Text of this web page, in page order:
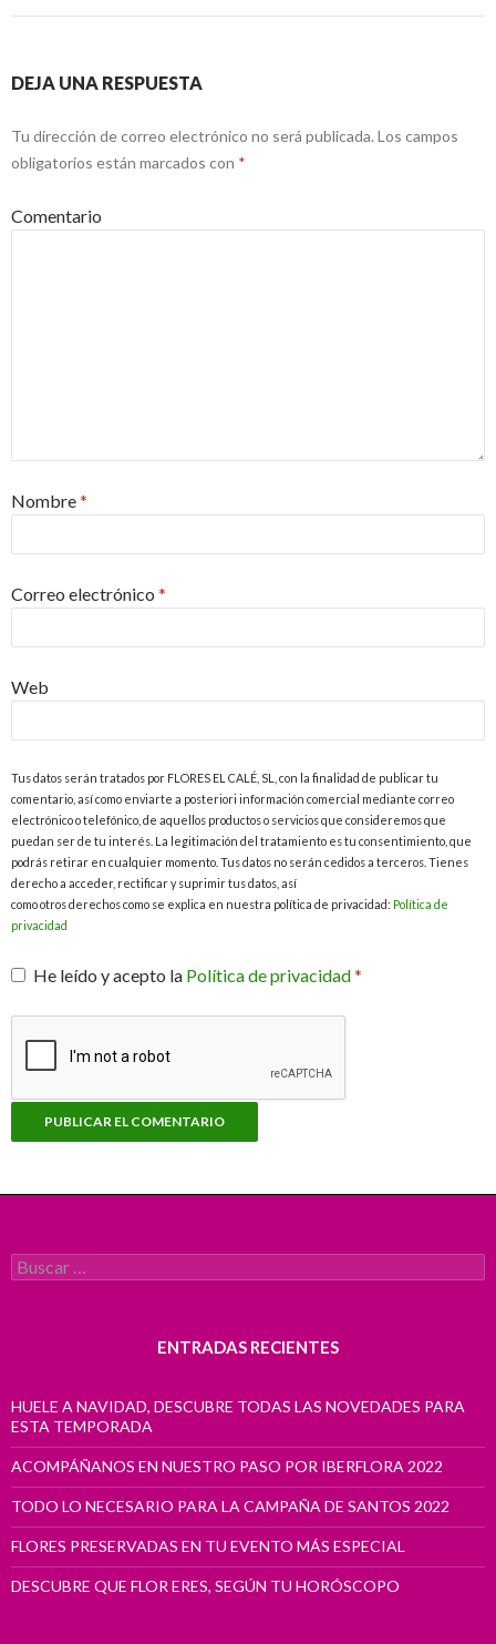
DEJA UNA RESPUESTA
Tu dirección de correo electrónico no será publicada.Los campos
obligatorios están marcados con *
Comentario
Nombre*
Correo electrónico *
Web
Tus datos serán tratados por FLORES EL CALÉ, SL, con la finalidad de publicar tu
comentario, así como enviarte a posteriori información comercial mediante correo
electrónico o telefónico, de aquellos productos o servicios que consideremos que
puedan ser de tu interés. La legitimación del tratamiento es tu consentimiento, que
podrás retirar en cualquier momento. Tus datos no serán cedidos a terceros. Tienes
derecho a acceder, rectificar y suprimir tus datos, así
como otros derechos como se explica en nuestra política de privacidad: Política de
privacidad
He leído y acepto la Política de privacidad*
Buscar:
ENTRADAS RECIENTES
HUELE A NAVIDAD, DESCUBRE TODAS LAS NOVEDADES PARA
ESTA TEMPORADA
ACOMPÁÑANOS EN NUESTRO PASO POR IBERFLORA 2022
TODO LO NECESARIO PARA LA CAMPAÑA DE SANTOS 2022
FLORES PRESERVADAS EN TU EVENTO MÁS ESPECIAL
DESCUBRE QUE FLOR ERES, SEGÚN TU HORÓSCOPO